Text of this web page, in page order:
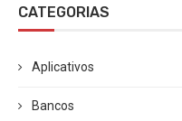
CATEGORIAS
Aplicativos
Bancos